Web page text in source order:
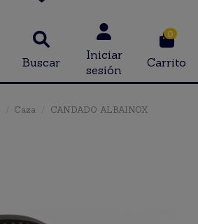
Buscar
Iniciar
sesión
0
Carrito
Caza
CANDADO ALBAINOX